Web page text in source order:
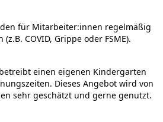
für Mitarbeiter:innen regelmäßig
COVID, Grippe oder FSME).
einen eigenen Kindergarten
Dieses Angebot wird von
sehr geschätzt und gerne genutzt.